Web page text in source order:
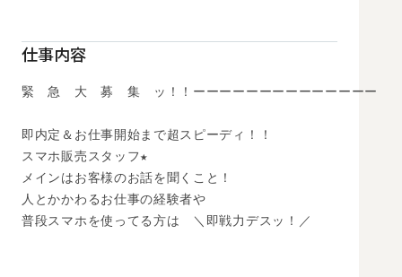
仕事内容
緊　急　大　募　集　ッ！！ーーーーーーーーーーーーーー
即内定＆お仕事開始まで超スピーディ！！
スマホ販売スタッフ★
メインはお客様のお話を聞くこと！
人とかかわるお仕事の経験者や
普段スマホを使ってる方は　＼即戦力デスッ！／